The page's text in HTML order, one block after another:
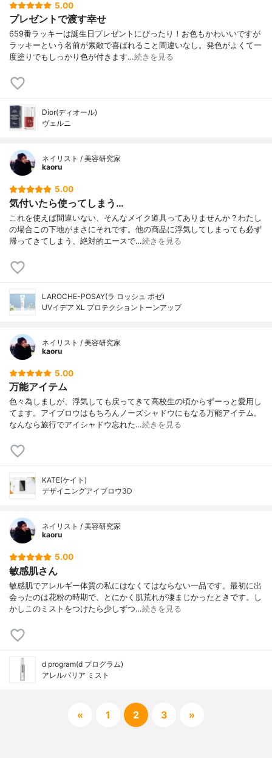
5.00
プレゼントで渡す幸せ
659番ラッキーは誕生日プレゼントにぴったり！お色もかわいいですが
ラッキーという名前が素敵で喜ばれること間違いなし。発色がよくて一
度塗りでもしっかり色が付きます…続きを見る
Dior(ディオール)
ヴェルニ
ネイリスト / 美容研究家
kaoru
5.00
気付いたら使ってしまう…
これを使えば間違いない、そんなメイク道具ってありませんか？わたし
の場合この下地がまさにそれです。他の商品に浮気してしまっても必ず
帰ってきてしまう、絶対的エースで…続きを見る
LAROCHE-POSAY(ラ ロッシュ ポゼ)
UVイデア XL プロテクショントーンアップ
ネイリスト / 美容研究家
kaoru
5.00
万能アイテム
色々為しましが、浮気しても戻ってきて高校生の頃からずーっと愛用し
てます。アイブロウはもちろんノーズシャドウにもなる万能アイテム。
なんなら旅行でアイシャドウ忘れた…続きを見る
KATE(ケイト)
デザイニングアイブロウ3D
ネイリスト / 美容研究家
kaoru
5.00
敏感肌さん
敏感肌でアレルギー体質の私にはなくてはならない一品です。最初に出
会ったのは花粉の時期で、とにかく肌荒れが凄まじかったときです。し
かしこのミストをつけたら少しずつ…続きを見る
d program(d プログラム)
アレルバリア ミスト
« 1 2 3 »